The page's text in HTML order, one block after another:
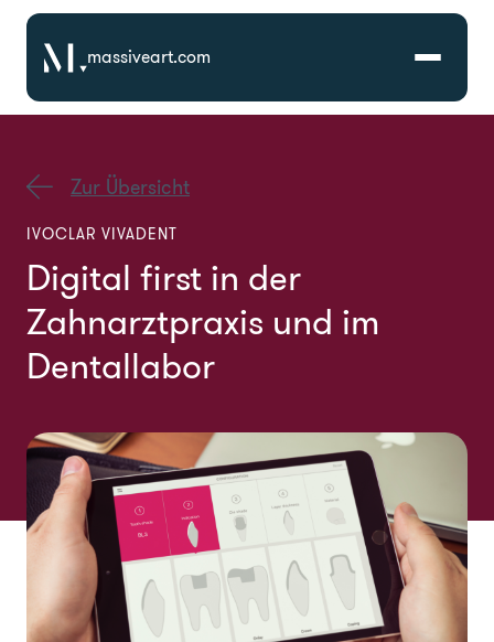
massiveart.com
Technologien
Referenzen
Branchen
Über Uns
Zur Übersicht
IVOCLAR VIVADENT
Digital first in der
Zahnarztpraxis und im
Dentallabor